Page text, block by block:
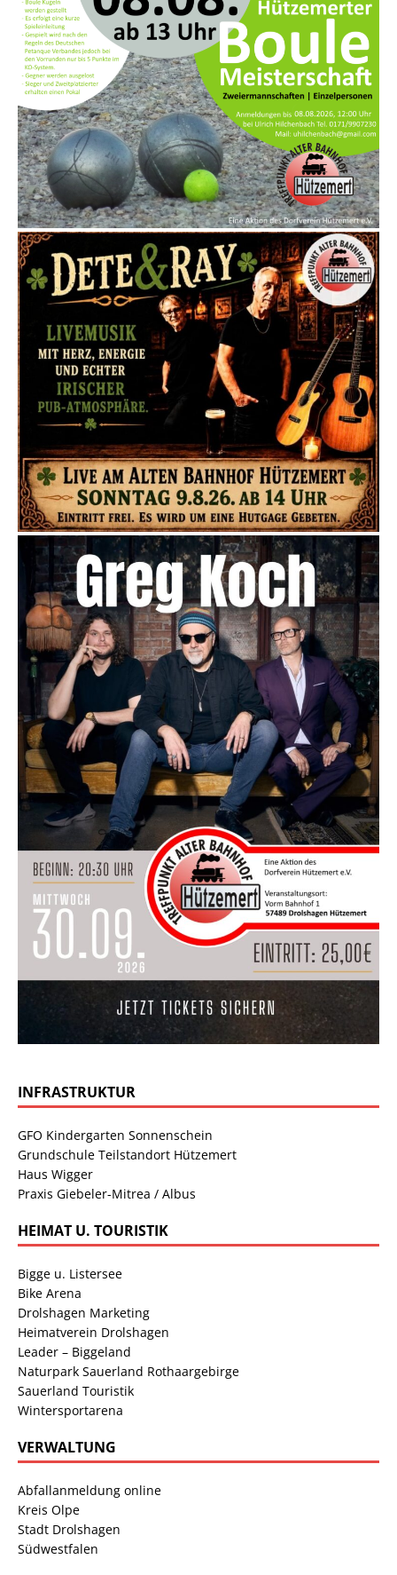
INFRASTRUKTUR
GFO Kindergarten Sonnenschein
Grundschule Teilstandort Hützemert
Haus Wigger
Praxis Giebeler-Mitrea / Albus
HEIMAT U. TOURISTIK
Bigge u. Listersee
Bike Arena
Drolshagen Marketing
Heimatverein Drolshagen
Leader – Biggeland
Naturpark Sauerland Rothaargebirge
Sauerland Touristik
Wintersportarena
VERWALTUNG
Abfallanmeldung online
Kreis Olpe
Stadt Drolshagen
Südwestfalen